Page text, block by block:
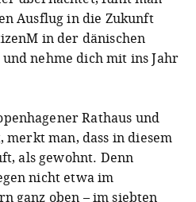
Ausflug in die Zukunft
in der dänischen
nehme dich mit ins Jahr
Rathaus und
man, dass in diesem
als gewohnt. Denn
nicht etwa im
ganz oben – im siebten